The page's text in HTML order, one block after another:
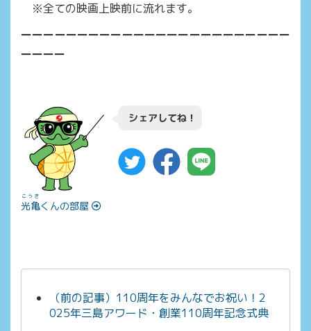
※全ての映画上映前に流れます。
ーーーーーーーーーーーーーーーーーーーーーーーー
ーーーー
光亀
こうき
くんの部屋
シェアしてね！
（前の記事）110周年をみんなでお祝い！2
025年三島アワード・創業110周年記念式典